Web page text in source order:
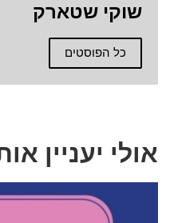
שוקי שטארק
כל הפוסטים
אולי יעניין